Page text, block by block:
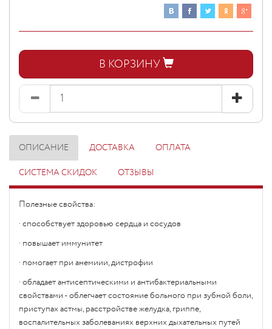
В КОРЗИНУ
ОПИСАНИЕ ДОСТАВКА ОПЛАТА
СИСТЕМА СКИДОК ОТЗЫВЫ
Полезные свойства:
· способствует здоровью сердца и сосудов
· повышает иммунитет
· помогает при анемиии, дистрофии
· обладает антисептическими и антибактериальными
свойствами - облегчает состояние больного при зубной боли,
приступах астмы, расстройстве желудка, гриппе,
воспалительных заболеваниях верхних дыхательных путей